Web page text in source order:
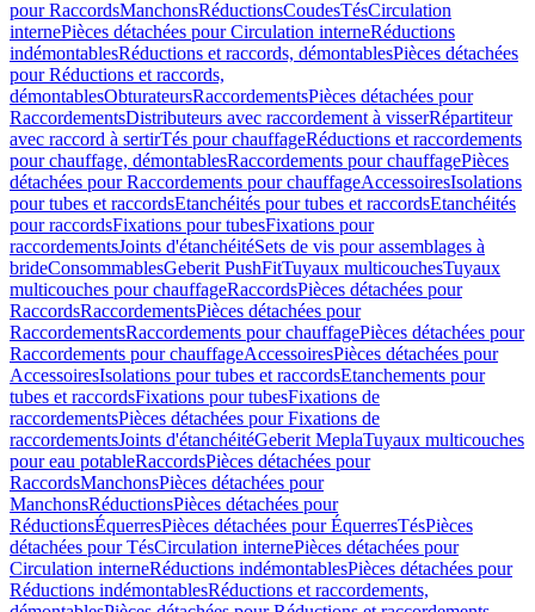
pour RaccordsManchonsRéductionsCoudesTésCirculation
internePièces détachées pour Circulation interneRéductions
indémontablesRéductions et raccords, démontablesPièces détachées
pour Réductions et raccords,
démontablesObturateursRaccordementsPièces détachées pour
RaccordementsDistributeurs avec raccordement à visserRépartiteur
avec raccord à sertirTés pour chauffageRéductions et raccordements
pour chauffage, démontablesRaccordements pour chauffagePièces
détachées pour Raccordements pour chauffageAccessoiresIsolations
pour tubes et raccordsEtanchéités pour tubes et raccordsEtanchéités
pour raccordsFixations pour tubesFixations pour
raccordementsJoints d'étanchéitéSets de vis pour assemblages à
brideConsommablesGeberit PushFitTuyaux multicouchesTuyaux
multicouches pour chauffageRaccordsPièces détachées pour
RaccordsRaccordementsPièces détachées pour
RaccordementsRaccordements pour chauffagePièces détachées pour
Raccordements pour chauffageAccessoiresPièces détachées pour
AccessoiresIsolations pour tubes et raccordsEtanchements pour
tubes et raccordsFixations pour tubesFixations de
raccordementsPièces détachées pour Fixations de
raccordementsJoints d'étanchéitéGeberit MeplaTuyaux multicouches
pour eau potableRaccordsPièces détachées pour
RaccordsManchonsPièces détachées pour
ManchonsRéductionsPièces détachées pour
RéductionsÉquerresPièces détachées pour ÉquerresTésPièces
détachées pour TésCirculation internePièces détachées pour
Circulation interneRéductions indémontablesPièces détachées pour
Réductions indémontablesRéductions et raccordements,